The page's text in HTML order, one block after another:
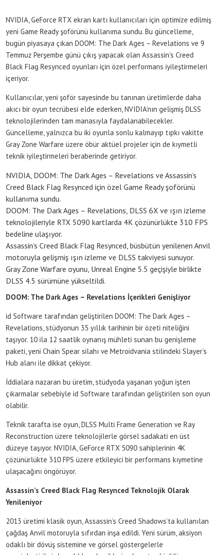
NVIDIA, GeForce RTX ekran kartı kullanıcıları için optimize edilmiş
yeni Game Ready şoförünü kullanıma sundu. Bu güncelleme,
bugün piyasaya çıkan DOOM: The Dark Ages – Revelations ve 9
Temmuz Perşembe günü çıkış yapacak olan Assassin’s Creed
Black Flag Resynced oyunları için özel performans iyileştirmeleri
içeriyor.
Kullanıcılar, yeni şoför sayesinde bu tanınan üretimlerde daha
akıcı bir oyun tecrübesi elde ederken, NVIDIA’nın gelişmiş DLSS
teknolojilerinden tam manasıyla faydalanabilecekler.
Güncelleme, yalnızca bu iki oyunla sonlu kalmayıp tıpkı vakitte
Gray Zone Warfare üzere öbür aktüel projeler için de kıymetli
teknik iyileştirmeleri beraberinde getiriyor.
NVIDIA, DOOM: The Dark Ages – Revelations ve Assassin’s
Creed Black Flag Resynced için özel Game Ready şoförünü
kullanıma sundu.
DOOM: The Dark Ages – Revelations, DLSS 6X ve ışın izleme
teknolojileriyle RTX 5090 kartlarda 4K çözünürlükte 310 FPS
bedeline ulaşıyor.
Assassin’s Creed Black Flag Resynced, büsbütün yenilenen Anvil
motoruyla gelişmiş ışın izleme ve DLSS takviyesi sunuyor.
Gray Zone Warfare oyunu, Unreal Engine 5.5 geçişiyle birlikte
DLSS 4.5 sürümüne yükseltildi.
DOOM: The Dark Ages – Revelations İçerikleri Genişliyor
id Software tarafından geliştirilen DOOM: The Dark Ages –
Revelations, stüdyonun 35 yıllık tarihinin bir özeti niteliğini
taşıyor. 10 ila 12 saatlik oynanış mühleti sunan bu genişleme
paketi, yeni Chain Spear silahı ve Metroidvania stilindeki Slayer’s
Hub alanı ile dikkat çekiyor.
İddialara nazaran bu üretim, stüdyoda yaşanan yoğun işten
çıkarmalar sebebiyle id Software tarafından geliştirilen son oyun
olabilir.
Teknik tarafta ise oyun, DLSS Multi Frame Generation ve Ray
Reconstruction üzere teknolojilerle görsel sadakati en üst
düzeye taşıyor. NVIDIA, GeForce RTX 5090 sahiplerinin 4K
çözünürlükte 310 FPS üzere etkileyici bir performans kıymetine
ulaşacağını öngörüyor.
Assassin’s Creed Black Flag Resynced Teknolojik Olarak
Yenileniyor
2013 üretimi klasik oyun, Assassin’s Creed Shadows’ta kullanılan
çağdaş Anvil motoruyla sıfırdan inşa edildi. Yeni sürüm, aksiyon
odaklı bir dövüş sistemine ve görsel göstergelerle